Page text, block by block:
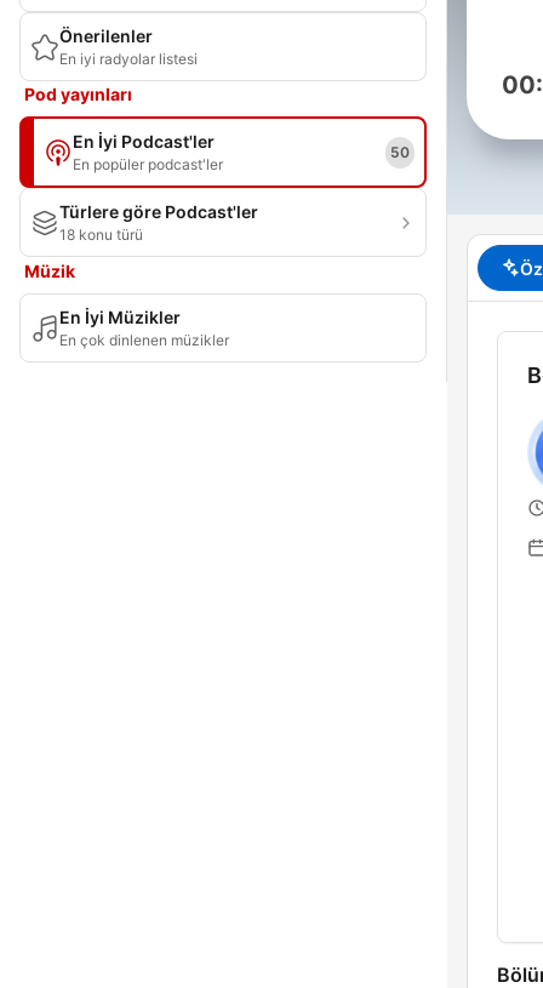
Önerilenler
En iyi radyolar listesi
Pod yayınları
En İyi Podcast'ler
En popüler podcast'ler
50
Türlere göre Podcast'ler
18 konu türü
Müzik
En İyi Müzikler
En çok dinlenen müzikler